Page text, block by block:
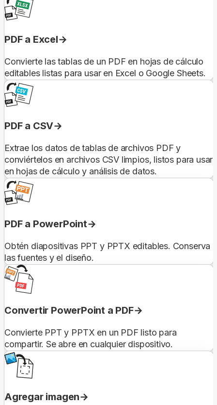
PDF a Excel
Convierte las tablas de un PDF en hojas de cálculo
editables listas para usar en Excel o Google Sheets.
PDF a CSV
Extrae los datos de tablas de archivos PDF y
conviértelos en archivos CSV limpios, listos para usar
en hojas de cálculo y análisis de datos.
PDF a PowerPoint
Obtén diapositivas PPT y PPTX editables. Conserva
las fuentes y el diseño.
Convertir PowerPoint a PDF
Convierte PPT y PPTX en un PDF listo para
compartir. Se abre en cualquier dispositivo.
Agregar imagen